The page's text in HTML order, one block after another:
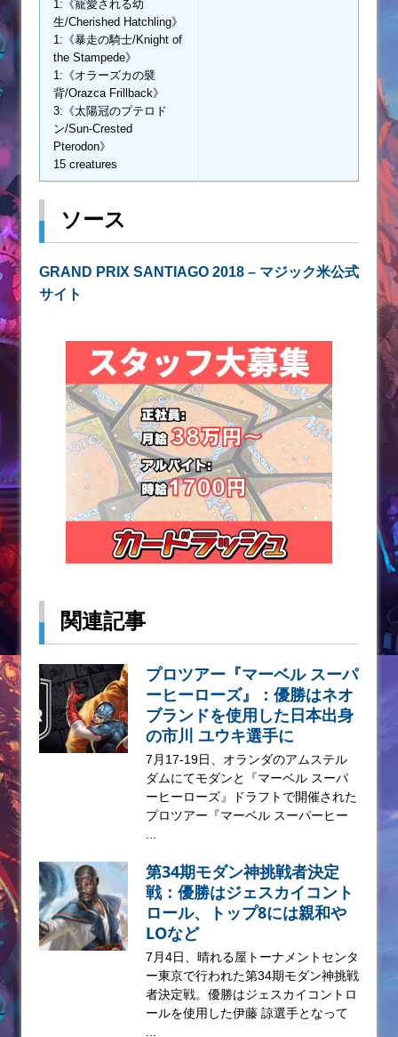
1:《寵愛される幼
生/Cherished Hatchling》
1:《暴走の騎士/Knight of
the Stampede》
1:《オラーズカの襞
背/Orazca Frillback》
3:《太陽冠のプテロド
ン/Sun-Crested
Pterodon》
15 creatures
ソース
GRAND PRIX SANTIAGO 2018 – マジック米公式
サイト
関連記事
プロツアー『マーベル スーパ
ーヒーローズ』：優勝はネオ
ブランドを使用した日本出身
の市川 ユウキ選手に
7月17-19日、オランダのアムステル
ダムにてモダンと『マーベル スーパ
ーヒーローズ』ドラフトで開催された
プロツアー『マーベル スーパーヒー
第34期モダン神挑戦者決定
戦：優勝はジェスカイコント
ロール、トップ8には親和や
LOなど
7月4日、晴れる屋トーナメントセンタ
ー東京で行われた第34期モダン神挑戦
者決定戦。優勝はジェスカイコントロ
ールを使用した伊藤 諒選手となって